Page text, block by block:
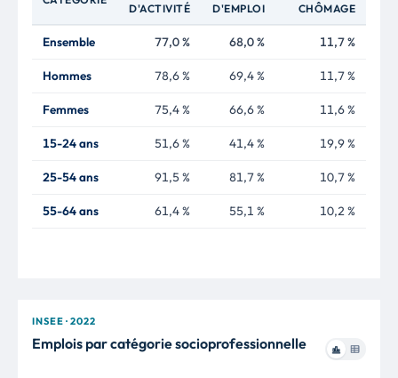
D'ACTIVITÉ
D'EMPLOI
CHÔMAGE
Ensemble 77,0 % 68,0 % 11,7 %
Hommes 78,6 % 69,4 % 11,7 %
Femmes 75,4 % 66,6 % 11,6 %
15-24 ans 51,6 % 41,4 % 19,9 %
25-54 ans 91,5 % 81,7 % 10,7 %
55-64 ans 61,4 % 55,1 % 10,2 %
INSEE · 2022
Emplois par catégorie socioprofessionnelle